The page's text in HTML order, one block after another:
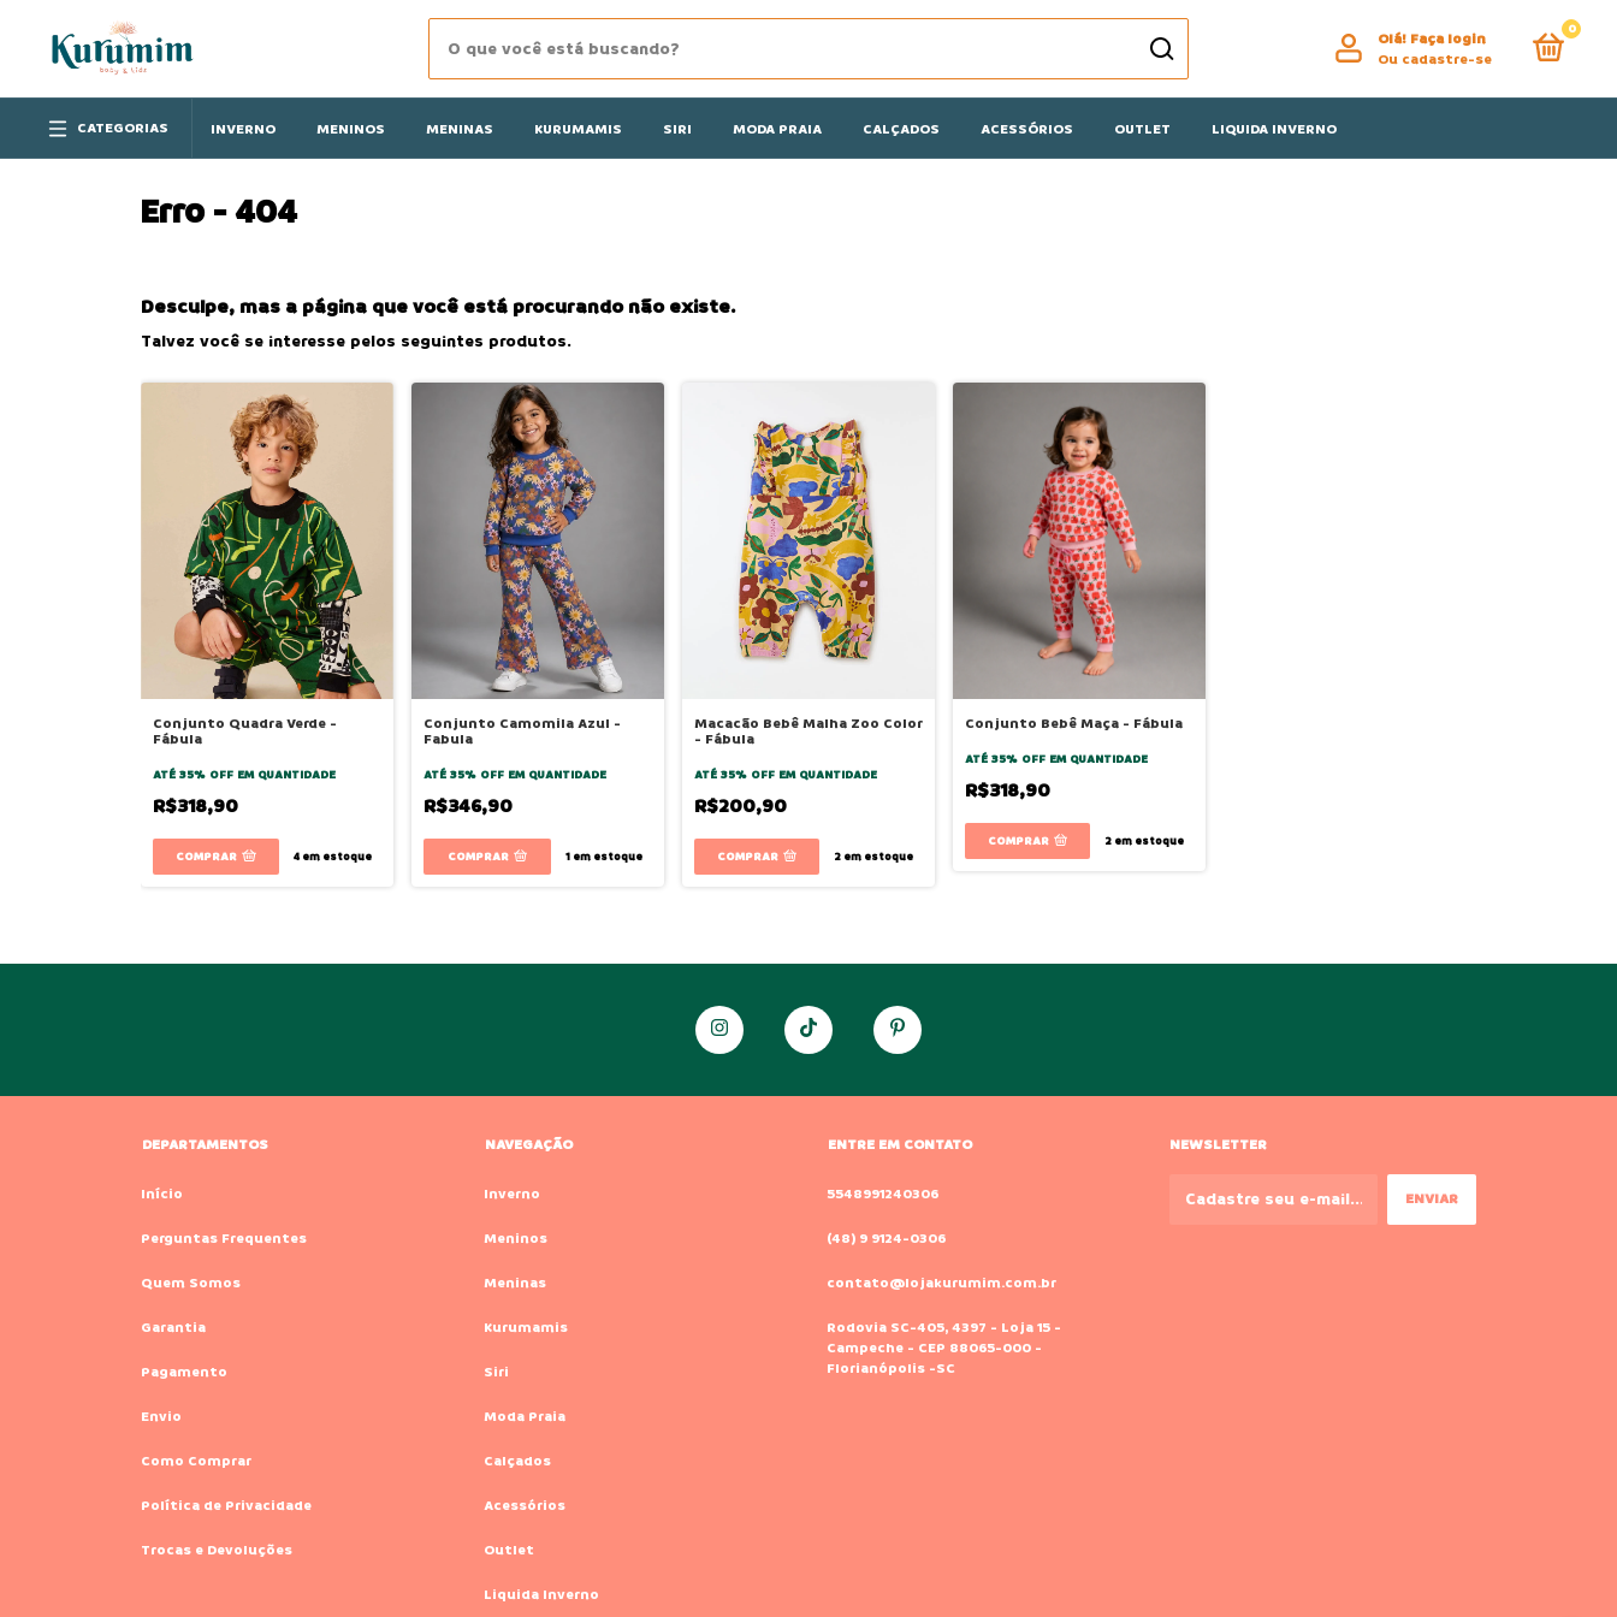
Olá! Faça login
Ou cadastre-se
0
CATEGORIAS INVERNO MENINOS MENINAS KURUMAMIS SIRI MODA PRAIA CALÇADOS ACESSÓRIOS OUTLET LIQUIDA INVERNO
Erro - 404
Desculpe, mas a página que você está procurando não existe.
Talvez você se interesse pelos seguintes produtos.
Conjunto Quadra Verde -
Fábula
ATÉ 35% OFF EM QUANTIDADE
R$318,90
COMPRAR 4em estoque
Conjunto Camomila Azul -
Fabula
ATÉ 35% OFF EM QUANTIDADE
R$346,90
COMPRAR 1em estoque
Macacão Bebê Malha Zoo Color
- Fábula
ATÉ 35% OFF EM QUANTIDADE
R$200,90
COMPRAR 2em estoque
Conjunto Bebê Maça - Fábula
ATÉ 35% OFF EM QUANTIDADE
R$318,90
COMPRAR 2em estoque
DEPARTAMENTOS
Início
Perguntas Frequentes
Quem Somos
Garantia
Pagamento
Envio
Como Comprar
Política de Privacidade
Trocas e Devoluções
NAVEGAÇÃO
Inverno
Meninos
Meninas
Kurumamis
Siri
Moda Praia
Calçados
Acessórios
Outlet
Liquida Inverno
ENTRE EM CONTATO
5548991240306
(48) 9 9124-0306
contato@lojakurumim.com.br
Rodovia SC-405, 4397 - Loja 15 -
Campeche - CEP 88065-000 -
Florianópolis -SC
NEWSLETTER